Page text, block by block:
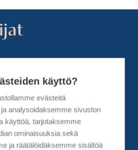
käyttö?
evästeitä
analysoidaksemme sivuston
käyttöä, tarjotaksemme
ominaisuuksia sekä
ja räätälöidäksemme sisältöä